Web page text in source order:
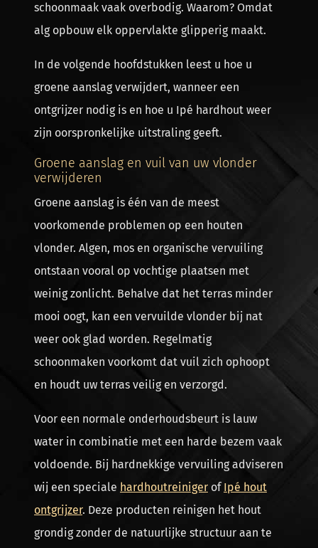
schoonmaak vaak overbodig. Waarom? Omdat
alg opbouw elk oppervlakte glipperig maakt.
In de volgende hoofdstukken leest u hoe u
groene aanslag verwijdert, wanneer een
ontgrijzer nodig is en hoe u Ipé hardhout weer
zijn oorspronkelijke uitstraling geeft.
Groene aanslag en vuil van uw vlonder
verwijderen
Groene aanslag is één van de meest
voorkomende problemen op een houten
vlonder. Algen, mos en organische vervuiling
ontstaan vooral op vochtige plaatsen met
weinig zonlicht. Behalve dat het terras minder
mooi oogt, kan een vervuilde vlonder bij nat
weer ook glad worden. Regelmatig
schoonmaken voorkomt dat vuil zich ophoopt
en houdt uw terras veilig en verzorgd.
Voor een normale onderhoudsbeurt is lauw
water in combinatie met een harde bezem vaak
voldoende. Bij hardnekkige vervuiling adviseren
wij een speciale hardhoutreiniger ofIpé hout
ontgrijzer. Deze producten reinigen het hout
grondig zonder de natuurlijke structuur aan te